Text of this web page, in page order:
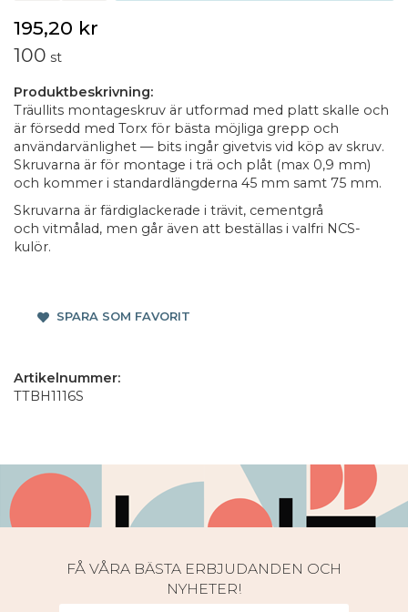
195,20 kr
100 st
Produktbeskrivning:
Träullits montageskruv är utformad med platt skalle och
är försedd med Torx för bästa möjliga grepp och
användarvänlighet — bits ingår givetvis vid köp av skruv.
Skruvarna är för montage i trä och plåt (max 0,9 mm)
och kommer i standardlängderna 45 mm samt 75 mm.
Skruvarna är färdiglackerade i trävit, cementgrå
och vitmålad, men går även att beställas i valfri NCS-
kulör.
SPARA SOM FAVORIT
Artikelnummer:
TTBH1116S
FÅ VÅRA BÄSTA ERBJUDANDEN OCH
NYHETER!